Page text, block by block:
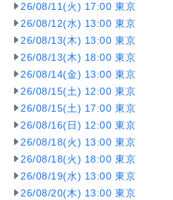
26/08/11(火) 17:00 東京
26/08/12(水) 13:00 東京
26/08/13(木) 13:00 東京
26/08/13(木) 18:00 東京
26/08/14(金) 13:00 東京
26/08/15(土) 12:00 東京
26/08/15(土) 17:00 東京
26/08/16(日) 12:00 東京
26/08/18(火) 13:00 東京
26/08/18(火) 18:00 東京
26/08/19(水) 13:00 東京
26/08/20(木) 13:00 東京